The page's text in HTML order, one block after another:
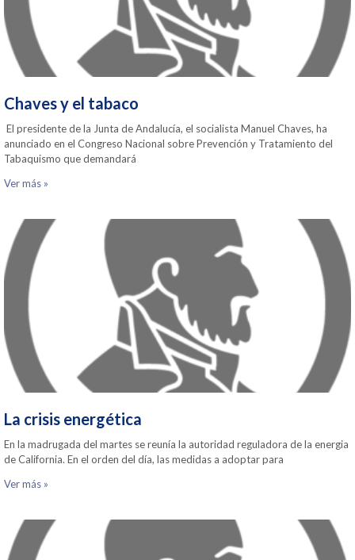
Chaves y el tabaco
El presidente de la Junta de Andalucía, el socialista Manuel Chaves, ha
anunciado en el Congreso Nacional sobre Prevención y Tratamiento del
Tabaquismo que demandará
Ver más »
La crisis energética
En la madrugada del martes se reunía la autoridad reguladora de la energia
de California. En el orden del día, las medidas a adoptar para
Ver más »